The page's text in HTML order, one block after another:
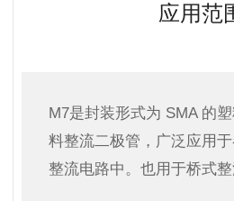
应用范
M7是封装形式为 SMA 的
料整流二极管，广泛应用
整流电路中。也用于桥式整